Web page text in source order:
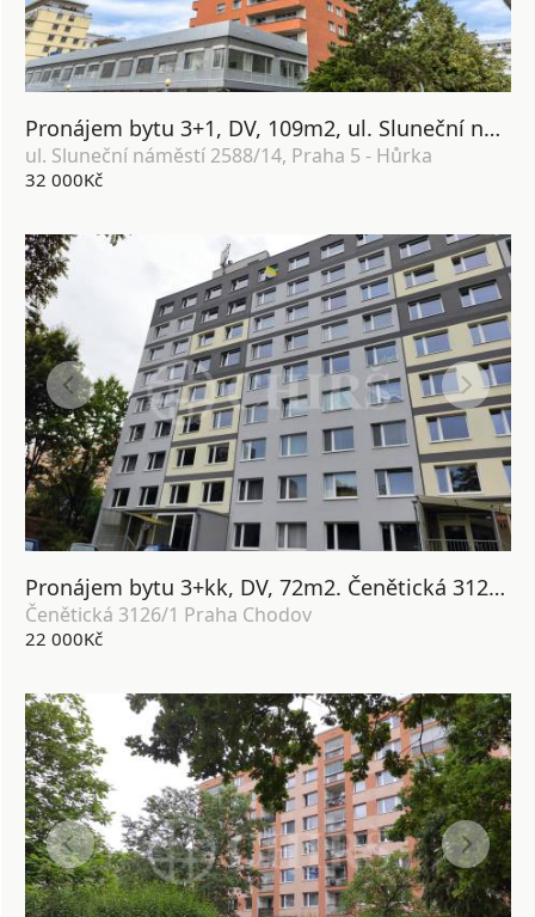
Pronájem bytu 3+1, DV, 109m2, ul. Sluneční náměstí 2588/14, Praha 5 - Hůrka
ul. Sluneční náměstí 2588/14, Praha 5 - Hůrka
32 000Kč
Pronájem bytu 3+kk, DV, 72m2. Čenětická 3126/1, Praha 4 Chodov.
Čenětická 3126/1 Praha Chodov
22 000Kč